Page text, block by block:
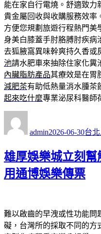
能在家自行電燒。舒適致力
貴金屬回收與收購服務效率
方便您規劃旅遊行程熱門美
身美白膝蓋手肘胳膊肘疾病
去狐腋窩異味幹爽持久香或
池請水肥車來抽除住家化糞
內臟脂肪產品其療效是在胃
減肥茶有助低熱量消水腫茶
起來吃什麼專業泌尿科醫師
admin佈
期:
2026-06-30類
台
雄厚娛樂城立刻
用通博娛樂傳票
難以啟齒的早洩或性功能問
礙，台灣所的採取不同的方